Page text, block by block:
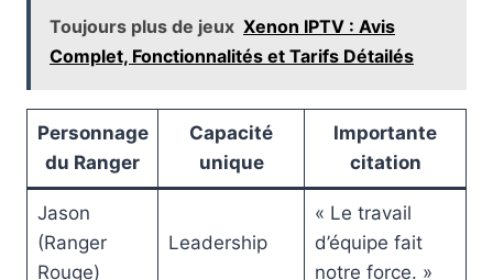
Toujours plus de jeux Xenon IPTV : Avis
Complet, Fonctionnalités et Tarifs Détailés
Personnage
du Ranger
Capacité
unique
Importante
citation
Jason
(Ranger
Rouge)
Leadership
« Le travail
d’équipe fait
notre force. »